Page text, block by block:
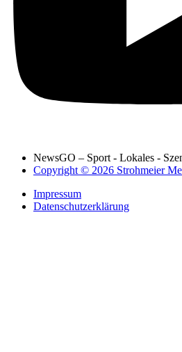
NewsGO – Sport - Lokales -
Copyright © 2026 Strohmeier
Impressum
Datenschutzerklärung